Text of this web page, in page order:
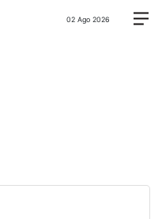
02 Ago 2026